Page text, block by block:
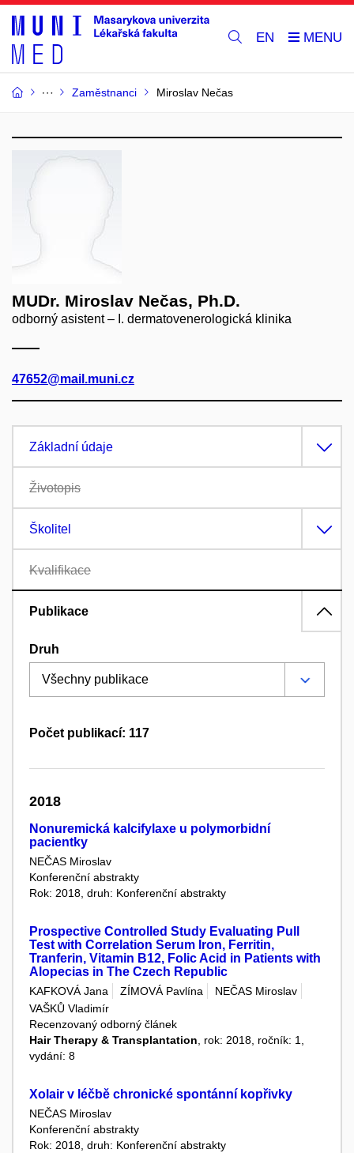
EN
Zaměstnanci Miroslav Nečas
MUDr. Miroslav Nečas, Ph.D.
odborný asistent – I. dermatovenerologická klinika
47652@mail.muni.cz
Základní údaje
Životopis
Školitel
Kvalifikace
Publikace
Druh
Počet publikací: 117
2018
Nonuremická kalcifylaxe u polymorbidní
pacientky
NEČAS Miroslav
Konferenční abstrakty
Rok: 2018, druh: Konferenční abstrakty
Prospective Controlled Study Evaluating Pull
Test with Correlation Serum Iron, Ferritin,
Tranferin, Vitamin B12, Folic Acid in Patients with
Alopecias in The Czech Republic
KAFKOVÁ Jana ZÍMOVÁ Pavlína
NEČAS Miroslav
VAŠKŮ Vladimír
Recenzovaný odborný článek
Hair Therapy & Transplantation , rok: 2018, ročník: 1,
vydání: 8
Xolair v léčbě chronické spontánní kopřivky
NEČAS Miroslav
Konferenční abstrakty
Rok: 2018, druh: Konferenční abstrakty